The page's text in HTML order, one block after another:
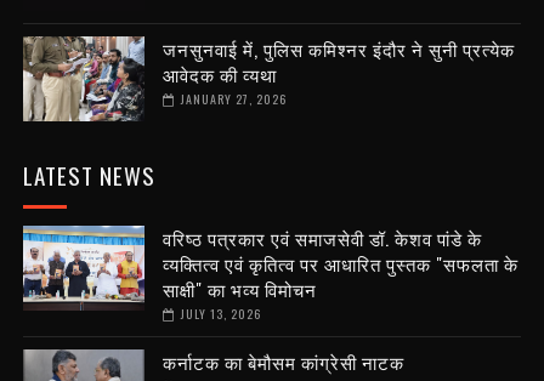
जनसुनवाई में, पुलिस कमिश्नर इंदौर ने सुनी प्रत्येक
आवेदक की व्यथा
JANUARY 27, 2026
LATEST NEWS
वरिष्ठ पत्रकार एवं समाजसेवी डॉ. केशव पांडे के
व्यक्तित्व एवं कृतित्व पर आधारित पुस्तक "सफलता के
साक्षी" का भव्य विमोचन
JULY 13, 2026
कर्नाटक का बेमौसम कांग्रेसी नाटक